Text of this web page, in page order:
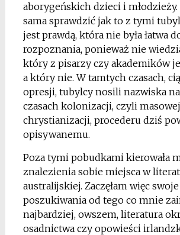
aborygeńskich dzieci i młodzieży.
sama sprawdzić jak to z tymi
jest prawdą, która nie była łatwa
rozpoznania, ponieważ nie
który z pisarzy czy akademików
a który nie. W tamtych czasach,
opresji, tubylcy nosili nazwiska
czasach kolonizacji, czyli masowej
chrystianizacji, procederu dziś
opisywanemu.
Poza tymi pobudkami kierowała
znalezienia sobie miejsca w
australijskiej. Zaczęłam więc swoje
poszukiwania od tego co mnie
najbardziej, owszem, literatura
osadnictwa czy opowieści